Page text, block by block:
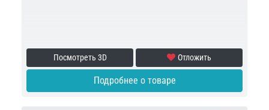
Посмотреть 3D Отложить
Подробнее о товаре